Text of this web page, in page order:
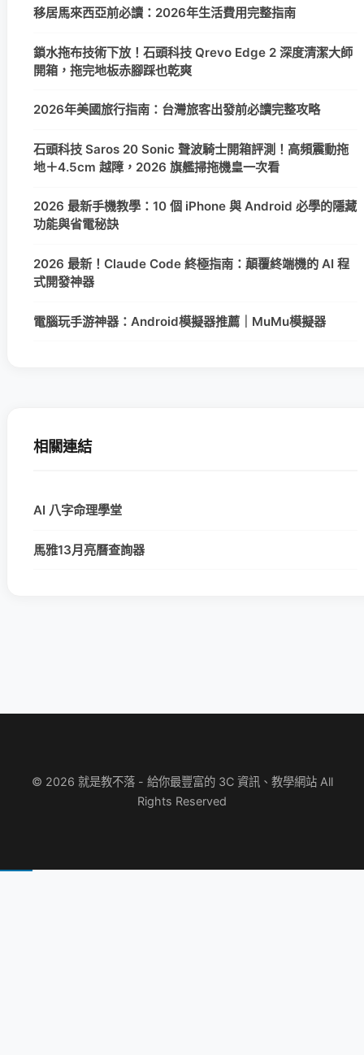
移居馬來西亞前必讀：2026年生活費用完整指南
鎖水拖布技術下放！石頭科技 Qrevo Edge 2 深度清潔大師
開箱，拖完地板赤腳踩也乾爽
2026年美國旅行指南：台灣旅客出發前必讀完整攻略
石頭科技 Saros 20 Sonic 聲波騎士開箱評測！高頻震動拖
地＋4.5cm 越障，2026 旗艦掃拖機皇一次看
2026 最新手機教學：10 個 iPhone 與 Android 必學的隱藏
功能與省電秘訣
2026 最新！Claude Code 終極指南：顛覆終端機的 AI 程
式開發神器
電腦玩手游神器：Android模擬器推薦｜MuMu模擬器
相關連結
AI 八字命理學堂
馬雅13月亮曆查詢器
© 2026 就是教不落 - 給你最豐富的 3C 資訊、教學網站 All
Rights Reserved